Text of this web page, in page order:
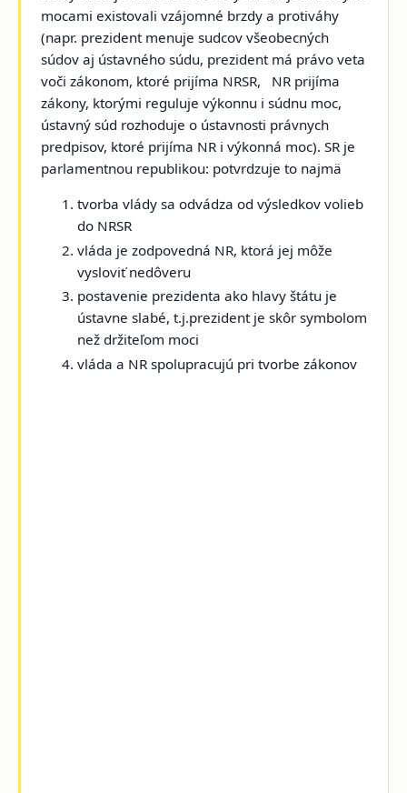
mocami existovali vzájomné brzdy a protiváhy
(napr. prezident menuje sudcov všeobecných
súdov aj ústavného súdu, prezident má právo veta
voči zákonom, ktoré prijíma NRSR, NR prijíma
zákony, ktorými reguluje výkonnu i súdnu moc,
ústavný súd rozhoduje o ústavnosti právnych
predpisov, ktoré prijíma NR i výkonná moc). SR je
parlamentnou republikou: potvrdzuje to najmä
tvorba vlády sa odvádza od výsledkov volieb
do NRSR
vláda je zodpovedná NR, ktorá jej môže
vysloviť nedôveru
postavenie prezidenta ako hlavy štátu je
ústavne slabé, t.j.prezident je skôr symbolom
než držiteľom moci
vláda a NR spolupracujú pri tvorbe zákonov